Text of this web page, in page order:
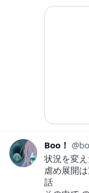
Boo！
状況を変
虐め展開
話